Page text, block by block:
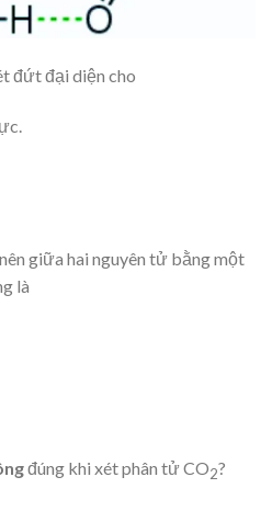
đứt đại diện cho
giữa hai nguyên tử bằng một
là
đúng khi xét phân tử CO2?